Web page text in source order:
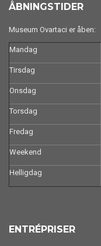
ÅBNINGSTIDER
Museum Ovartaci er åben:
Mandag
Tirsdag
Onsdag
Torsdag
Fredag
Weekend
Helligdag
ENTRÉPRISER